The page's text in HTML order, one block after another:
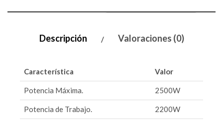
Descripción Valoraciones (0)
Característica Valor
Potencia Máxima. 2500W
Potencia de Trabajo. 2200W